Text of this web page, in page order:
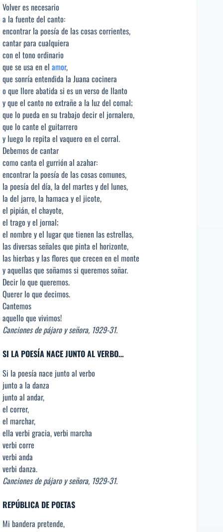
Volver es necesario
a la fuente del canto:
encontrar la poesía de las cosas corrientes,
cantar para cualquiera
con el tono ordinario
que se usa en el amor,
que sonría entendida la Juana cocinera
o que llore abatida si es un verso de llanto
y que el canto no extrañe a la luz del comal;
que lo pueda en su trabajo decir el jornalero,
que lo cante el guitarrero
y luego lo repita el vaquero en el corral.
Debemos de cantar
como canta el gurrión al azahar:
encontrar la poesía de las cosas comunes,
la poesía del día, la del martes y del lunes,
la del jarro, la hamaca y el jicote,
el pipián, el chayote,
el trago y el jornal;
el nombre y el lugar que tienen las estrellas,
las diversas señales que pinta el horizonte,
las hierbas y las flores que crecen en el monte
y aquellas que soñamos si queremos soñar.
Decir lo que queremos.
Querer lo que decimos.
Cantemos
aquello que vivimos!
Canciones de pájaro y señora, 1929-31.
SI LA POESÍA NACE JUNTO AL VERBO…
Si la poesía nace junto al verbo
junto a la danza
junto al andar,
el correr,
el marchar,
ella verbi gracia, verbi marcha
verbi corre
verbi anda
verbi danza.
Canciones de pájaro y señora, 1929-31.
REPÚBLICA DE POETAS
Mi bandera pretende,